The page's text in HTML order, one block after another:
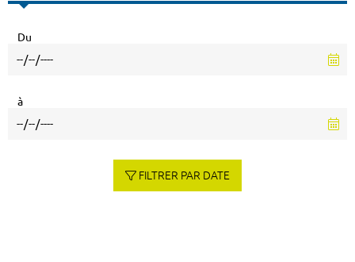
Du
à
FILTRER PAR DATE